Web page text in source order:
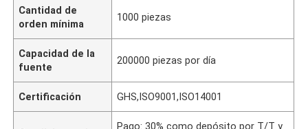
Cantidad de
orden mínima
1000 piezas
Capacidad de la
fuente
200000 piezas por día
Certificación GHS,ISO9001,ISO14001
Pago: 30% como depósito por T/T y